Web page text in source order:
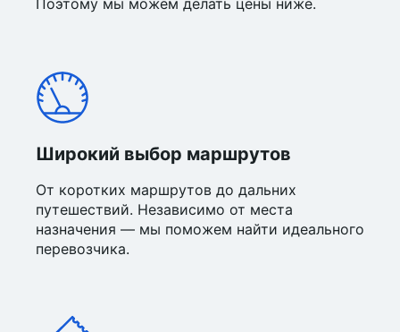
Поэтому мы можем делать цены ниже.
Широкий выбор маршрутов
От коротких маршрутов до дальних
путешествий. Независимо от места
назначения — мы поможем найти идеального
перевозчика.